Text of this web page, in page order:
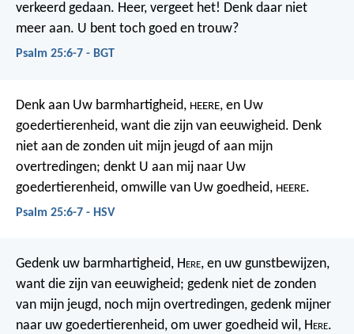
verkeerd gedaan. Heer, vergeet het! Denk daar niet
meer aan. U bent toch goed en trouw?
Psalm 25:6-7 - BGT
Denk aan Uw barmhartigheid, HEERE, en Uw
goedertierenheid, want die zijn van eeuwigheid. Denk
niet aan de zonden uit mijn jeugd of aan mijn
overtredingen; denkt U aan mij naar Uw
goedertierenheid, omwille van Uw goedheid, HEERE.
Psalm 25:6-7 - HSV
Gedenk uw barmhartigheid, Here, en uw gunstbewijzen,
want die zijn van eeuwigheid; gedenk niet de zonden
van mijn jeugd, noch mijn overtredingen, gedenk mijner
naar uw goedertierenheid, om uwer goedheid wil, Here.